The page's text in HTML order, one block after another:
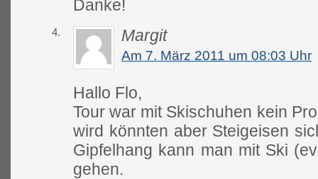
Danke!
4. Margit
Am 7. März 2011 um 08:03 Uhr
Hallo Flo,
Tour war mit Skischuhen kein
wird könnten aber Steigeisen
Gipfelhang kann man mit Ski
gehen.